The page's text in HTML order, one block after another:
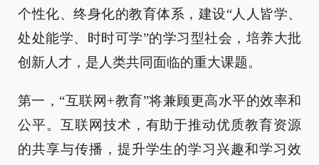
个性化、终身化的教育体系，建设“人人皆学、
处处能学、时时可学”的学习型社会，培养大批
创新人才，是人类共同面临的重大课题。
第一，“互联网+教育”将兼顾更高水平的效率和
公平。互联网技术，有助于推动优质教育资源
的共享与传播，提升学生的学习兴趣和学习效